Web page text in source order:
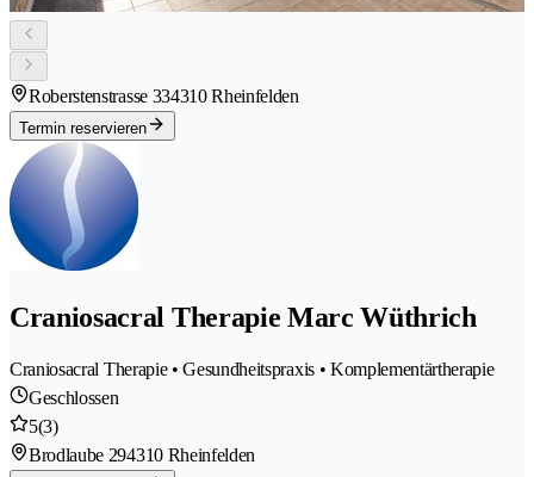
Roberstenstrasse 334310 Rheinfelden
Termin reservieren
Craniosacral Therapie Marc Wüthrich
Craniosacral Therapie • Gesundheitspraxis • Komplementärtherapie
Geschlossen
5(3)
Brodlaube 294310 Rheinfelden